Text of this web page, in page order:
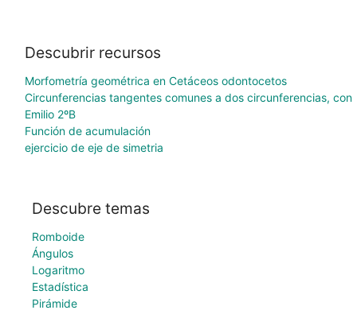
Descubrir recursos
Morfometría geométrica en Cetáceos odontocetos
Circunferencias tangentes comunes a dos circunferencias, con
Emilio 2ºB
Función de acumulación
ejercicio de eje de simetria
Descubre temas
Romboide
Ángulos
Logaritmo
Estadística
Pirámide